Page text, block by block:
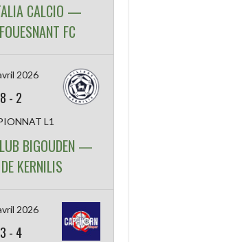
CALCIO —
FC
2026
8 - 2
L1
BIGOUDEN —
KERNILIS
2026
3 - 4